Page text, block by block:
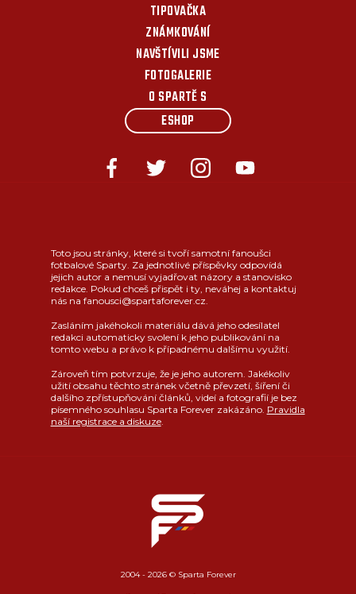
TIPOVAČKA
ZNÁMKOVÁNÍ
NAVŠTÍVILI JSME
FOTOGALERIE
O SPARTĚ S
ESHOP
Toto jsou stránky, které si tvoří samotní fanoušci
fotbalové Sparty. Za jednotlivé příspěvky odpovídá
jejich autor a nemusí vyjadřovat názory a stanovisko
redakce. Pokud chceš přispět i ty, neváhej a kontaktuj
nás na fanousci@spartaforever.cz.
Zasláním jakéhokoli materiálu dává jeho odesílatel
redakci automaticky svolení k jeho publikování na
tomto webu a právo k případnému dalšímu využití.
Zároveň tím potvrzuje, že je jeho autorem. Jakékoliv
užití obsahu těchto stránek včetně převzetí, šíření či
dalšího zpřístupňování článků, videí a fotografií je bez
písemného souhlasu Sparta Forever zakázáno. Pravidla
naší registrace a diskuze.
2004 - 2026 © Sparta Forever